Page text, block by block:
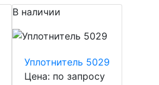
В наличии
Уплотнитель 5029
Цена: по запросу